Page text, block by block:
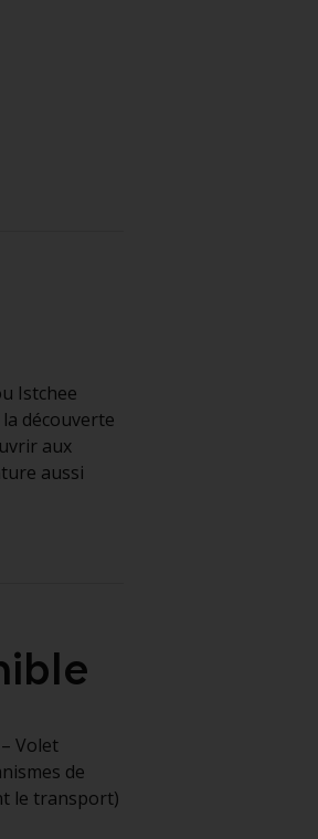
Istchee
découverte
aux
aussi
– Volet
de
le transport)